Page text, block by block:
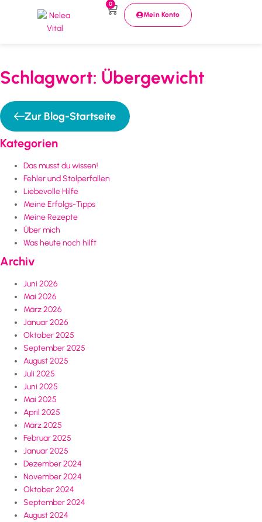
0
Mein Konto
Schlagwort: Übergewicht
Zur Blog-Startseite
Kategorien
Das musst du wissen!
Fehler und Stolperfallen
Liebevolle Hilfe
Meine Erfolgs-Tipps
Meine Rezepte
Über mich
Was heute noch hilft
Archiv
Juni 2026
Mai 2026
März 2026
Januar 2026
Oktober 2025
September 2025
August 2025
Juli 2025
Juni 2025
Mai 2025
April 2025
März 2025
Februar 2025
Januar 2025
Dezember 2024
November 2024
Oktober 2024
September 2024
August 2024